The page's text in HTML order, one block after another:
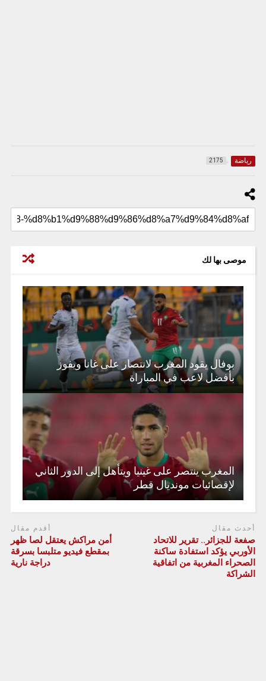
رياضة 2175
موصى بها لك
بوفال يقود المغرب لانتصار على غانا ويفوز
بأفضل لاعب في المباراة
المغرب ينتصر على غينيا ويتأهل إلى الدور الثاني
لإقصائيات مونديال قطر
أحدث مقال
صفعة للجزائر.. تقرير للاتحاد
الأوربي يؤكد استفادة ساكنة
الصحراء المغربية من اتفاقية
الشراكة
أقدم مقال
أمن مراكش يعتقل لصا ظهر
بمقطع فيديو متلبسا بسرقة
دراجة نارية